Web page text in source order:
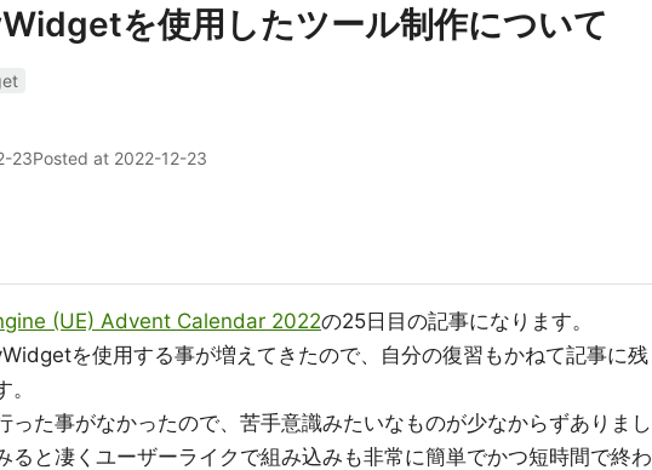
を使用したツール制作について
23Posted at 2022-12-23
(UE) Advent Calendar 2022の25日目の記事になります。
を使用する事が増えてきたので、自分の復習もかねて記事に残
った事がなかったので、苦手意識みたいなものが少なからずありまし
ると凄くユーザーライクで組み込みも非常に簡単でかつ短時間で終わ